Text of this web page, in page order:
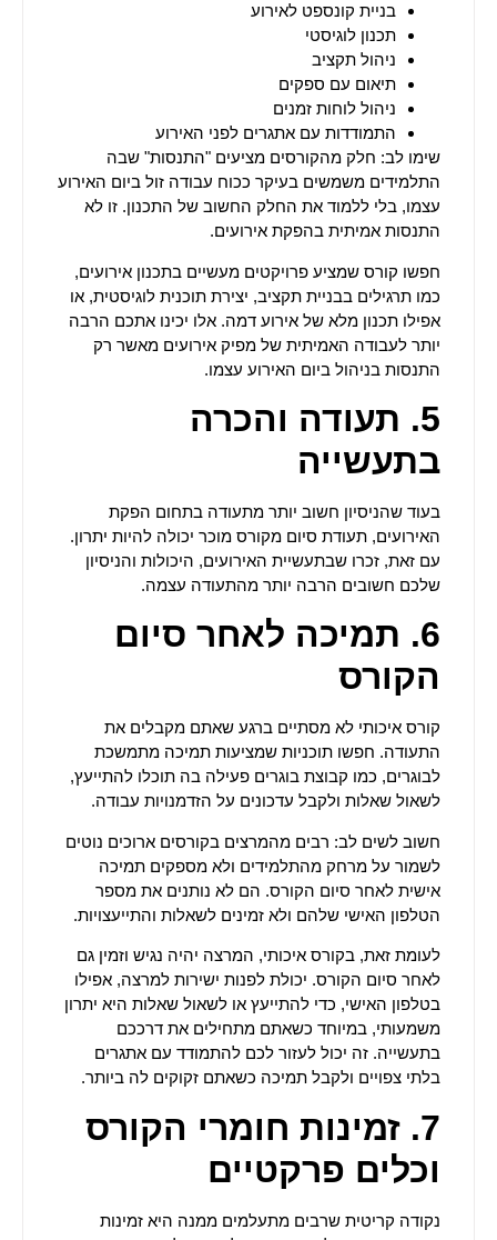
בניית קונספט לאירוע
תכנון לוגיסטי
ניהול תקציב
תיאום עם ספקים
ניהול לוחות זמנים
התמודדות עם אתגרים לפני האירוע
שימו לב: חלק מהקורסים מציעים "התנסות" שבה
התלמידים משמשים בעיקר ככוח עבודה זול ביום האירוע
עצמו, בלי ללמוד את החלק החשוב של התכנון. זו לא
התנסות אמיתית בהפקת אירועים.
חפשו קורס שמציע פרויקטים מעשיים בתכנון אירועים,
כמו תרגילים בבניית תקציב, יצירת תוכנית לוגיסטית, או
אפילו תכנון מלא של אירוע דמה. אלו יכינו אתכם הרבה
יותר לעבודה האמיתית של מפיק אירועים מאשר רק
התנסות בניהול ביום האירוע עצמו.
5
. תעודה והכרה
בתעשייה
בעוד שהניסיון חשוב יותר מתעודה בתחום הפקת
האירועים, תעודת סיום מקורס מוכר יכולה להיות יתרון.
עם זאת, זכרו שבתעשיית האירועים, היכולות והניסיון
שלכם חשובים הרבה יותר מהתעודה עצמה.
6. תמיכה לאחר סיום
הקורס
קורס איכותי לא מסתיים ברגע שאתם מקבלים את
התעודה. חפשו תוכניות שמציעות תמיכה מתמשכת
לבוגרים, כמו קבוצת בוגרים פעילה בה תוכלו להתייעץ,
לשאול שאלות ולקבל עדכונים על הזדמנויות עבודה.
חשוב לשים לב: רבים מהמרצים בקורסים ארוכים נוטים
לשמור על מרחק מהתלמידים ולא מספקים תמיכה
אישית לאחר סיום הקורס. הם לא נותנים את מספר
הטלפון האישי שלהם ולא זמינים לשאלות והתייעצויות.
לעומת זאת, בקורס איכותי, המרצה יהיה נגיש וזמין גם
לאחר סיום הקורס. יכולת לפנות ישירות למרצה, אפילו
בטלפון האישי, כדי להתייעץ או לשאול שאלות היא יתרון
משמעותי, במיוחד כשאתם מתחילים את דרככם
בתעשייה. זה יכול לעזור לכם להתמודד עם אתגרים
בלתי צפויים ולקבל תמיכה כשאתם זקוקים לה ביותר.
7. זמינות חומרי הקורס
וכלים פרקטיים
נקודה קריטית שרבים מתעלמים ממנה היא זמינות